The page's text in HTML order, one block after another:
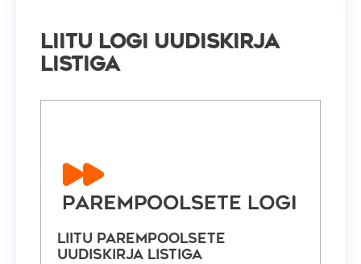
Liitu Logi uudiskirja
listiga
Liitu Parempoolsete
uudiskirja listiga